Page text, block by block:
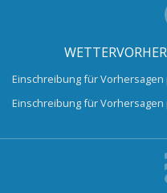
Einschreibung für Vorhersagen
Einschreibung für Vorhersagen